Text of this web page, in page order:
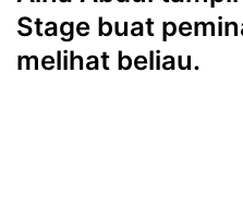
Stage buat
melihat beliau.